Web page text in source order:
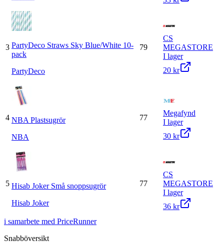
3 PartyDeco Straws Sky Blue/White 10-
pack
PartyDeco
79
CS
MEGASTORE
I lager
20 kr
4 NBA Plastsugrör
NBA
77
Megafynd
I lager
30 kr
5 Hisab Joker Små snoppsugrör
Hisab Joker
77
CS
MEGASTORE
I lager
36 kr
i samarbete med PriceRunner
Snabböversikt